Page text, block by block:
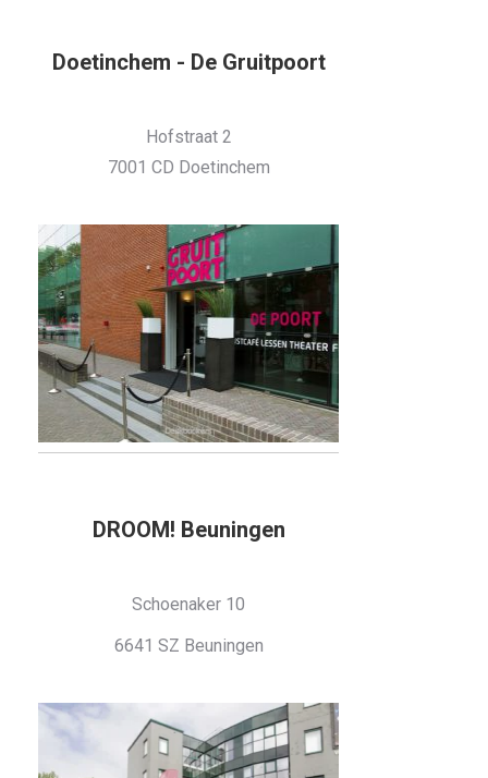
Doetinchem - De Gruitpoort
Hofstraat 2
7001 CD Doetinchem
DROOM! Beuningen
Schoenaker 10
6641 SZ Beuningen